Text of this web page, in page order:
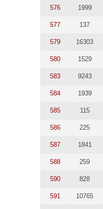
576 1999
577 137
579 16303
580 1529
583 9243
584 1939
585 115
586 225
587 1841
588 259
590 828
591 10765